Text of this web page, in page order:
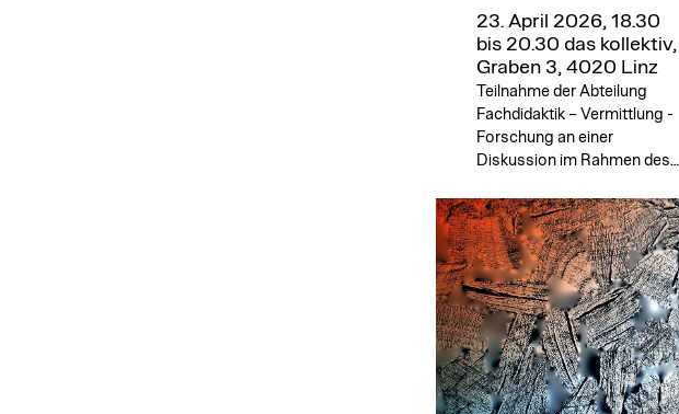
23. April 2026, 18.30
bis 20.30 das kollektiv,
Graben 3, 4020 Linz
Teilnahme der Abteilung
Fachdidaktik – Vermittlung -
Forschung an einer
Diskussion im Rahmen des…